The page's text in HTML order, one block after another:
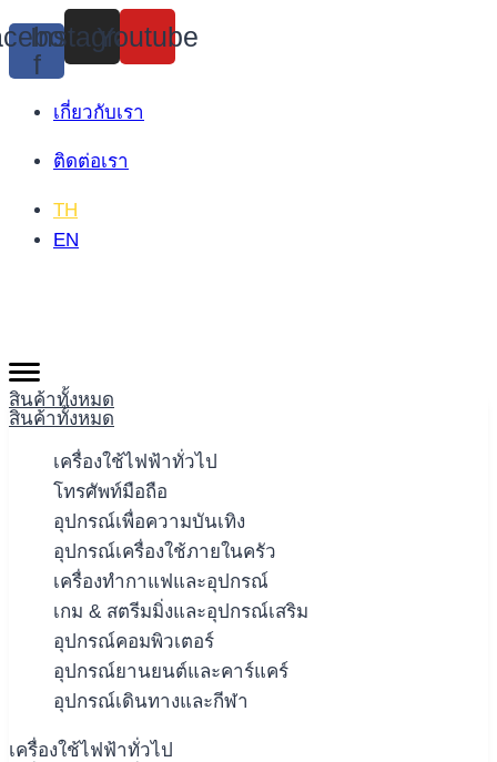
Skip
to
content
f
Instagram
Youtube
เกี่ยวกับเรา
ติดต่อเรา
TH
EN
สินค้าทั้งหมด
สินค้าทั้งหมด
เครื่องใช้ไฟฟ้าทั่วไป
โทรศัพท์มือถือ
อุปกรณ์เพื่อความบันเทิง
อุปกรณ์เครื่องใช้ภายในครัว
เครื่องทำกาแฟและอุปกรณ์
เกม & สตรีมมิ่งและอุปกรณ์เสริม
อุปกรณ์คอมพิวเตอร์
อุปกรณ์ยานยนต์และคาร์แคร์
อุปกรณ์เดินทางและกีฬา
เครื่องใช้ไฟฟ้าทั่วไป